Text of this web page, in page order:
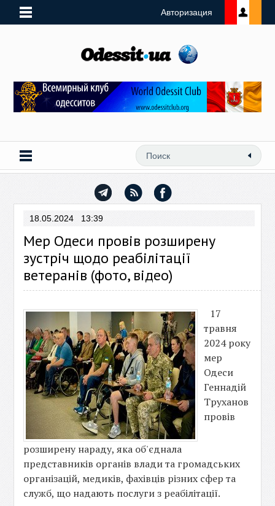
Авторизация
18.05.2024 13:39
Мер Одеси провів розширену
зустріч щодо реабілітації
ветеранів (фото, відео)
17
травня
2024 року
мер
Одеси
Геннадій
Труханов
провів
розширену нараду, яка об'єднала
представників органів влади та громадських
організацій, медиків, фахівців різних сфер та
служб, що надають послуги з реабілітації.